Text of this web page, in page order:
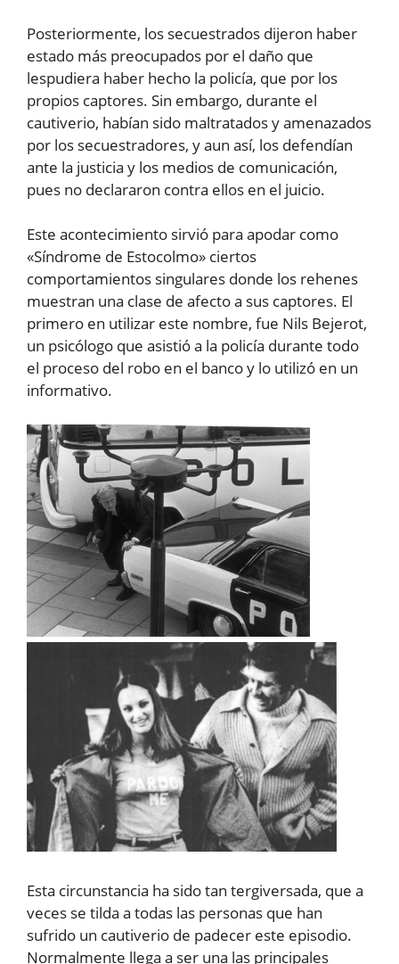
Posteriormente, los secuestrados dijeron haber
estado más preocupados por el daño que
lespudiera haber hecho la policía, que por los
propios captores. Sin embargo, durante el
cautiverio, habían sido maltratados y amenazados
por los secuestradores, y aun así, los defendían
ante la justicia y los medios de comunicación,
pues no declararon contra ellos en el juicio.
Este acontecimiento sirvió para apodar como
«Síndrome de Estocolmo» ciertos
comportamientos singulares donde los rehenes
muestran una clase de afecto a sus captores. El
primero en utilizar este nombre, fue Nils Bejerot,
un psicólogo que asistió a la policía durante todo
el proceso del robo en el banco y lo utilizó en un
informativo.
Esta circunstancia ha sido tan tergiversada, que a
veces se tilda a todas las personas que han
sufrido un cautiverio de padecer este episodio.
Normalmente llega a ser una las principales